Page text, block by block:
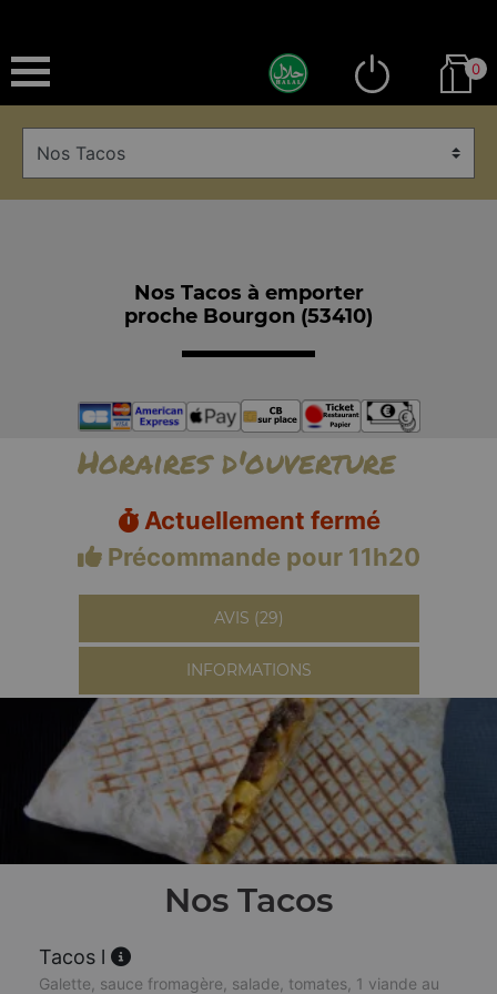
0
Nos Tacos à emporter
proche Bourgon (53410)
Horaires d'ouverture
Actuellement fermé
Précommande pour 11h20
AVIS (29)
INFORMATIONS
Nos Tacos
Tacos l
Galette, sauce fromagère, salade, tomates, 1 viande au